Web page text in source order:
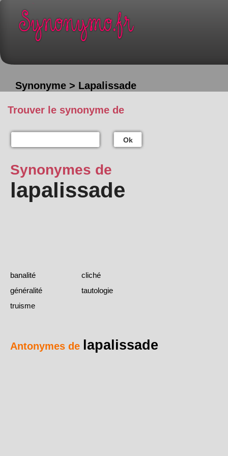
Synonyme > Lapalissade
Trouver le synonyme de
Ok
Synonymes de
lapalissade
banalité
cliché
généralité
tautologie
truisme
Antonymes de lapalissade